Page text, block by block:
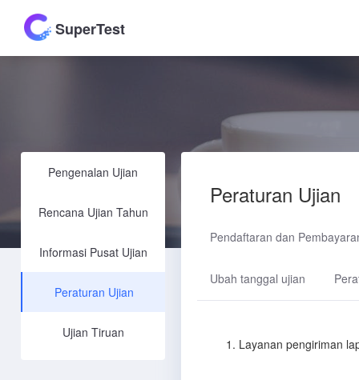
SuperTest
Pengenalan Ujian
Rencana Ujian Tahun
Informasi Pusat Ujian
Peraturan Ujian
Ujian Tiruan
Peraturan Ujian
Pendaftaran dan
Ubah tanggal ujian
1. Layanan pengiriman